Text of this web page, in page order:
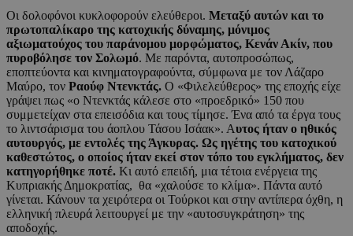
Οι δολοφόνοι κυκλοφορούν ελεύθεροι. Μεταξύ αυτών και το
πρωτοπαλίκαρο της κατοχικής δύναμης, μόνιμος
αξιωματούχος του παράνομου μορφώματος, Κενάν Ακίν, που
πυροβόλησε τον Σολωμό. Με παρόντα, αυτοπροσώπως,
εποπτεύοντα και κινηματογραφούντα, σύμφωνα με τον Λάζαρο
Μαύρο, τον Ραούφ Ντενκτάς. Ο «Φιλελεύθερος» της εποχής είχε
γράψει πως «ο Ντενκτάς κάλεσε στο «προεδρικό» 150 που
συμμετείχαν στα επεισόδια και τους τίμησε. Ένα από τα έργα τους
το λιντσάρισμα του άοπλου Τάσου Ισάακ». Αυτος ήταν ο ηθικός
αυτουργός, με εντολές της Άγκυρας. Ως ηγέτης του κατοχικού
καθεστώτος, ο οποίος ήταν εκεί στον τόπο του εγκλήματος, δεν
κατηγορήθηκε ποτέ. Κι αυτό επειδή, μια τέτοια ενέργεια της
Κυπριακής Δημοκρατίας, θα «χαλούσε το κλίμα». Πάντα αυτό
γίνεται. Κάνουν τα χειρότερα οι Τούρκοι και στην αντίπερα όχθη, η
ελληνική πλευρά λειτουργεί με την «αυτοσυγκράτηση» της
αποδοχής.